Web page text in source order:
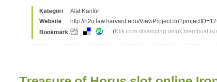
Kategori
Alat Kantor
Website
http://h2o.law.harvard.edu/
Bookmark
(Klik icon disamping untuk membuat